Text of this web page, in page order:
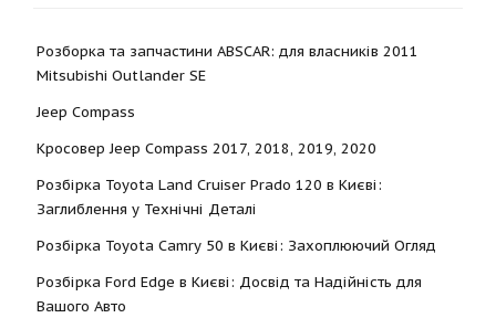
Розборка та запчастини ABSCAR: для власників 2011
Mitsubishi Outlander SE
Jeep Compass
Кросовер Jeep Compass 2017, 2018, 2019, 2020
Розбірка Toyota Land Cruiser Prado 120 в Києві:
Заглиблення у Технічні Деталі
Розбірка Toyota Camry 50 в Києві: Захоплюючий Огляд
Розбірка Ford Edge в Києві: Досвід та Надійність для
Вашого Авто